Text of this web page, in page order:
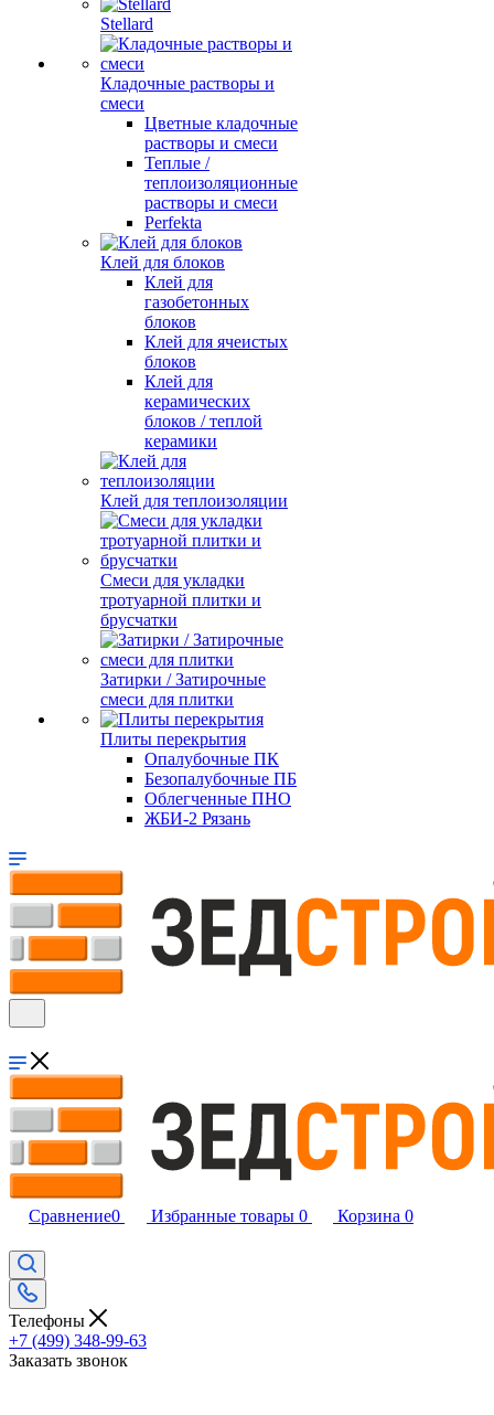
Stellard
Кладочные растворы и
смеси
Цветные кладочные
растворы и смеси
Теплые /
теплоизоляционные
растворы и смеси
Perfekta
Клей для блоков
Клей для
газобетонных
блоков
Клей для ячеистых
блоков
Клей для
керамических
блоков / теплой
керамики
Клей для теплоизоляции
Смеси для укладки
тротуарной плитки и
брусчатки
Затирки / Затирочные
смеси для плитки
Плиты перекрытия
Опалубочные ПК
Безопалубочные ПБ
Облегченные ПНО
ЖБИ-2 Рязань
Сравнение0 Избранные товары 0 Корзина 0
Телефоны
+7 (499) 348-99-63
Заказать звонок